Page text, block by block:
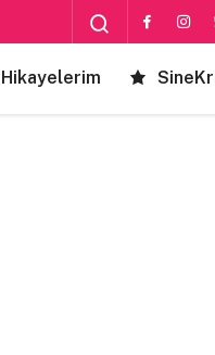
Hikayelerim